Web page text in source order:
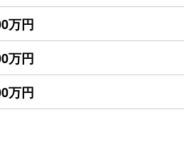
万円
万円
万円